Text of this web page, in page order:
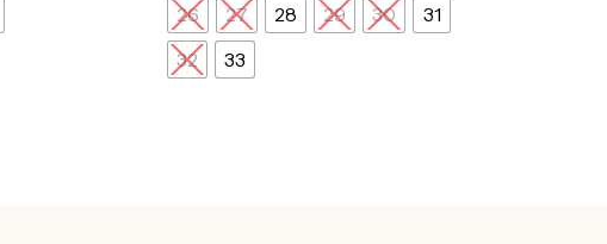
26 27 28 29 30
31
32
33